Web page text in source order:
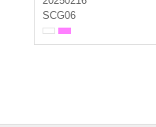
SCG06